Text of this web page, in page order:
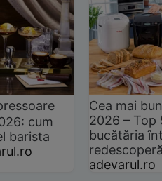
cum
barista
Cea mai
2026 –
bucătăria
adevarul.ro